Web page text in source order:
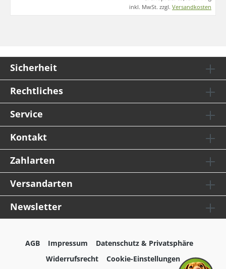
inkl. MwSt. zzgl. Versandkosten
Sicherheit
Rechtliches
Service
Kontakt
Zahlarten
Versandarten
Newsletter
AGB Impressum
Datenschutz & Privatsphäre
Widerrufsrecht
Cookie-Einstellungen